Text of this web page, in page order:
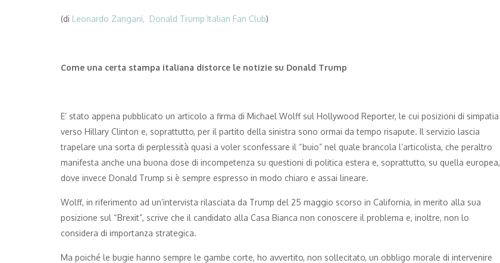
(di Leonardo Zangani, Donald Trump Italian Fan Club)
Come una certa stampa italiana distorce le notizie su Donald Trump
E’ stato appena pubblicato un articolo a firma di Michael Wolff sul Hollywood Reporter, le cui posizioni di simpatia
verso Hillary Clinton e, soprattutto, per il partito della sinistra sono ormai da tempo risapute. Il servizio lascia
trapelare una sorta di perplessità quasi a voler sconfessare il “buio” nel quale brancola l’articolista, che peraltro
manifesta anche una buona dose di incompetenza su questioni di politica estera e, soprattutto, su quella europea,
dove invece Donald Trump si è sempre espresso in modo chiaro e assai lineare.
Wolff, in riferimento ad un’intervista rilasciata da Trump del 25 maggio scorso in California, in merito alla sua
posizione sul “Brexit”, scrive che il candidato alla Casa Bianca non conoscere il problema e, inoltre, non lo
considera di importanza strategica.
Ma poiché le bugie hanno sempre le gambe corte, ho avvertito, non sollecitato, un obbligo morale di intervenire